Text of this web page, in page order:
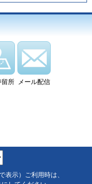
留所 メール配信
表示）ご利用時は、